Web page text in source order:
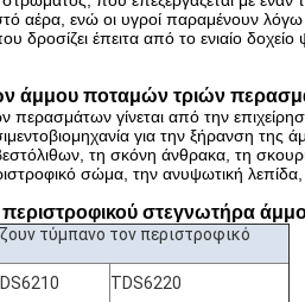
αέρα, ενώ οι υγροί παραμένουν λόγω
δροσίζει έπειτα από το ενιαίο
άμμου ποταμών τριών
γίνεται από την
για την ξήρανση της
τη σκόνη άνθρακα, τη
σώμα, την ανυψωτική
στεγνωτήρα
τύμπανο τον περιστροφικό
TDS6220